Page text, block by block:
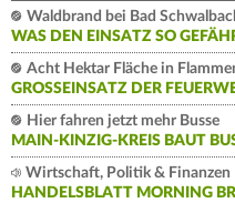
Waldbrand bei Bad
WAS DEN EINSATZ SO
Acht Hektar Fläche in
GROSSEINSATZ DER
Hier fahren jetzt mehr Busse
MAIN-KINZIG-KREIS BAUT
Wirtschaft, Politik & Finanzen
HANDELSBLATT MORNING